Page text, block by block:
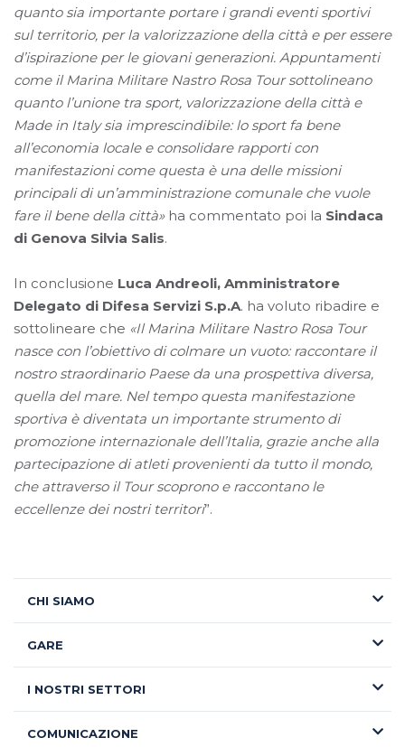
quanto sia importante portare i grandi eventi sportivi
sul territorio, per la valorizzazione della città e per essere
d’ispirazione per le giovani generazioni. Appuntamenti
come il Marina Militare Nastro Rosa Tour sottolineano
quanto l’unione tra sport, valorizzazione della città e
Made in Italy sia imprescindibile: lo sport fa bene
all’economia locale e consolidare rapporti con
manifestazioni come questa è una delle missioni
principali di un’amministrazione comunale che vuole
fare il bene della città» ha commentato poi la Sindaca
di Genova Silvia Salis.
In conclusione Luca Andreoli, Amministratore
Delegato di Difesa Servizi S.p.A. ha voluto ribadire e
sottolineare che «Il Marina Militare Nastro Rosa Tour
nasce con l’obiettivo di colmare un vuoto: raccontare il
nostro straordinario Paese da una prospettiva diversa,
quella del mare. Nel tempo questa manifestazione
sportiva è diventata un importante strumento di
promozione internazionale dell’Italia, grazie anche alla
partecipazione di atleti provenienti da tutto il mondo,
che attraverso il Tour scoprono e raccontano le
eccellenze dei nostri territori”.
CHI SIAMO
GARE
I NOSTRI SETTORI
COMUNICAZIONE